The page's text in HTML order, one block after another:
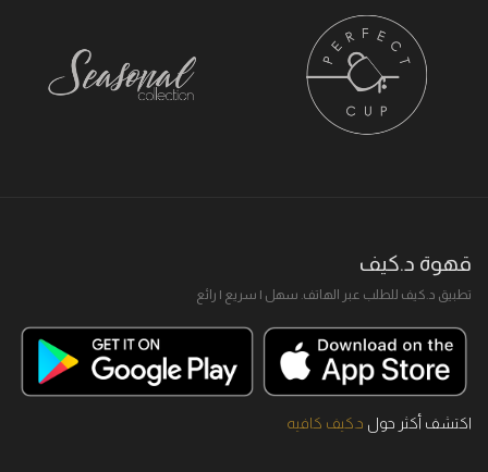
قهوة د.كيف
تطبيق د.كيف للطلب عبر الهاتف. سهل I سريع I رائع
اكتشف أكثر حول د.كيف كافيه